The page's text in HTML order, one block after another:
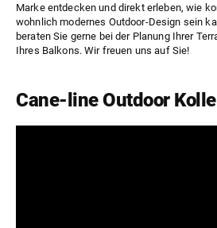
Marke entdecken und direkt erleben, wie
wohnlich modernes Outdoor-Design sein
beraten Sie gerne bei der Planung Ihrer
Ihres Balkons. Wir freuen uns auf Sie!
Cane-line Outdoor